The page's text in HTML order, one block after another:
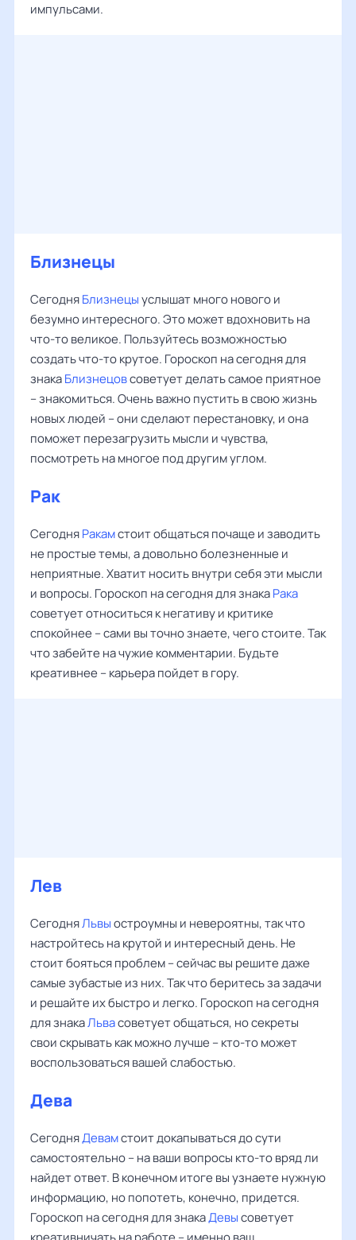
импульсами.
Близнецы
СегодняБлизнецыуслышат много нового и
безумно интересного. Это может вдохновить на
что-то великое. Пользуйтесь возможностью
создать что-то крутое. Гороскоп на сегодня для
знакаБлизнецовсоветует делать самое приятное
– знакомиться. Очень важно пустить в свою жизнь
новых людей – они сделают перестановку, и она
поможет перезагрузить мысли и чувства,
посмотреть на многое под другим углом.
Рак
СегодняРакамстоит общаться почаще и заводить
не простые темы, а довольно болезненные и
неприятные. Хватит носить внутри себя эти мысли
и вопросы. Гороскоп на сегодня для знакаРака
советует относиться к негативу и критике
спокойнее – сами вы точно знаете, чего стоите. Так
что забейте на чужие комментарии. Будьте
креативнее – карьера пойдет в гору.
Лев
СегодняЛьвыостроумны и невероятны, так что
настройтесь на крутой и интересный день. Не
стоит бояться проблем – сейчас вы решите даже
самые зубастые из них. Так что беритесь за задачи
и решайте их быстро и легко. Гороскоп на сегодня
для знакаЛьвасоветует общаться, но секреты
свои скрывать как можно лучше – кто-то может
воспользоваться вашей слабостью.
Дева
СегодняДевамстоит докапываться до сути
самостоятельно – на ваши вопросы кто-то вряд ли
найдет ответ. В конечном итоге вы узнаете нужную
информацию, но попотеть, конечно, придется.
Гороскоп на сегодня для знакаДевысоветует